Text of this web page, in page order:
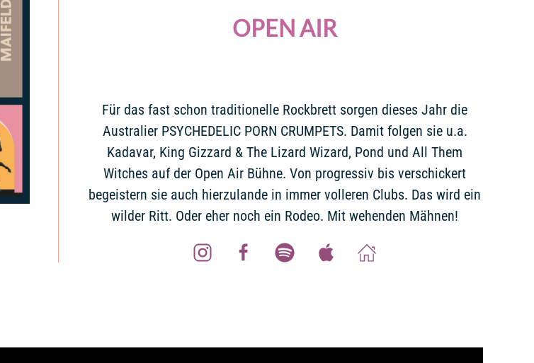
OPEN AIR
Für das fast schon traditionelle Rockbrett sorgen dieses Jahr die
Australier PSYCHEDELIC PORN CRUMPETS. Damit folgen sie u.a.
Kadavar, King Gizzard & The Lizard Wizard, Pond und All Them
Witches auf der Open Air Bühne. Von progressiv bis verschickert
begeistern sie auch hierzulande in immer volleren Clubs. Das wird ein
wilder Ritt. Oder eher noch ein Rodeo. Mit wehenden Mähnen!